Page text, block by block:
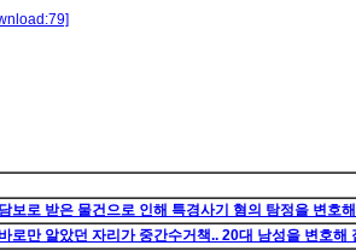
보로 받은 물건으로 인해 특경사기 혐의 탐정을 변호해
로만 알았던 자리가 중간수거책.. 20대 남성을 변호해